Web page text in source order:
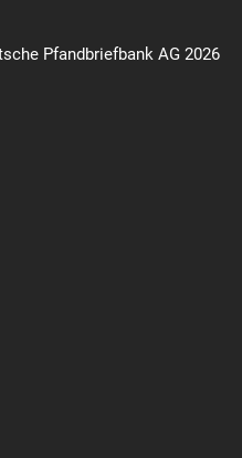
Pfandbriefbank AG 2026